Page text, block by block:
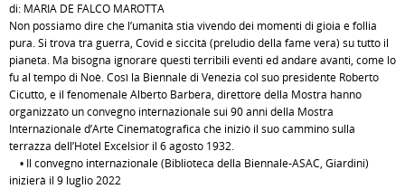
di: MARIA DE FALCO MAROTTA
Non possiamo dire che l’umanità stia vivendo dei momenti di gioia e follia
pura. Si trova tra guerra, Covid e siccità (preludio della fame vera) su tutto il
pianeta. Ma bisogna ignorare questi terribili eventi ed andare avanti, come lo
fu al tempo di Noè. Così la Biennale di Venezia col suo presidente Roberto
Cicutto, e il fenomenale Alberto Barbera, direttore della Mostra hanno
organizzato un convegno internazionale sui 90 anni della Mostra
Internazionale d’Arte Cinematografica che iniziò il suo cammino sulla
terrazza dell’Hotel Excelsior il 6 agosto 1932.
• Il convegno internazionale (Biblioteca della Biennale-ASAC, Giardini)
inizierà il 9 luglio 2022